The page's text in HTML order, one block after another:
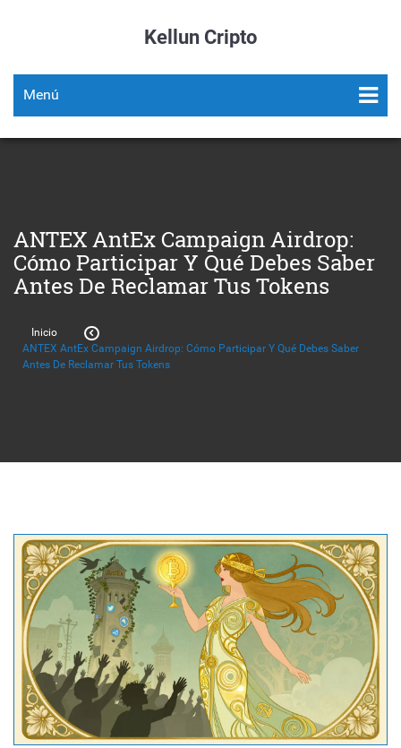
Kellun Cripto
Menú
ANTEX AntEx Campaign Airdrop:
Cómo Participar Y Qué Debes Saber
Antes De Reclamar Tus Tokens
Inicio
ANTEX AntEx Campaign Airdrop: Cómo Participar Y Qué Debes Saber
Antes De Reclamar Tus Tokens